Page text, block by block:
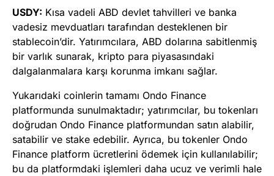
USDY: Kısa vadeli ABD devlet tahvilleri ve banka
vadesiz mevduatları tarafından desteklenen bir
stablecoin’dir. Yatırımcılara, ABD dolarına sabitlenmiş
bir varlık sunarak, kripto para piyasasındaki
dalgalanmalara karşı korunma imkanı sağlar.
Yukarıdaki coinlerin tamamı Ondo Finance
platformunda sunulmaktadır; yatırımcılar, bu tokenları
doğrudan Ondo Finance platformundan satın alabilir,
satabilir ve stake edebilir. Ayrıca, bu tokenler Ondo
Finance platform ücretlerini ödemek için kullanılabilir;
bu da platformdaki işlemleri daha ucuz ve verimli hale